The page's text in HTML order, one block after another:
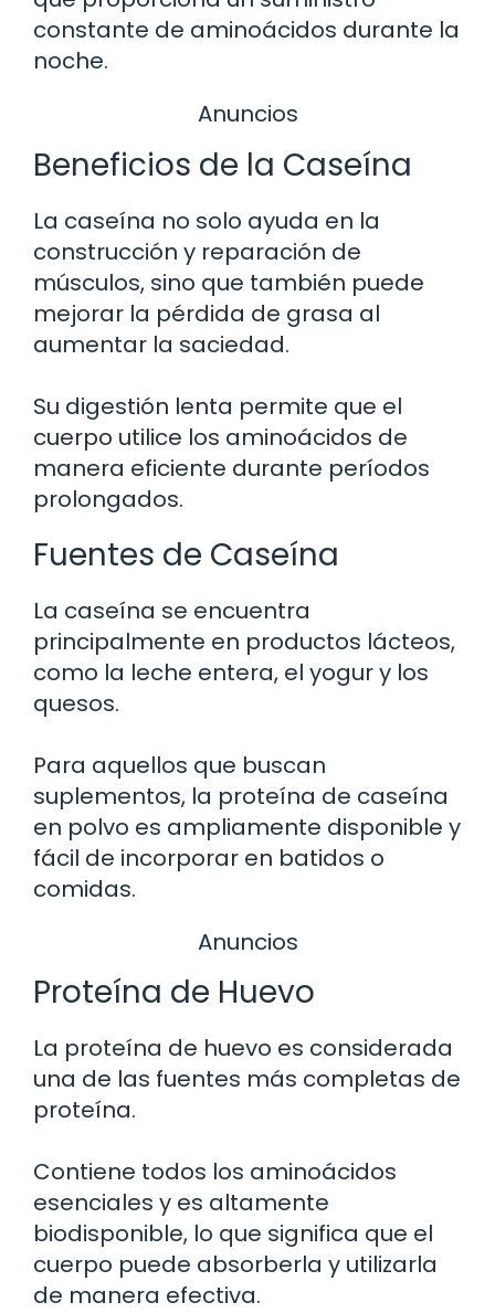
constante de aminoácidos durante la
noche.
Anuncios
Beneficios de la Caseína
La caseína no solo ayuda en la
construcción y reparación de
músculos, sino que también puede
mejorar la pérdida de grasa al
aumentar la saciedad.
Su digestión lenta permite que el
cuerpo utilice los aminoácidos de
manera eficiente durante períodos
prolongados.
Fuentes de Caseína
La caseína se encuentra
principalmente en productos lácteos,
como la leche entera, el yogur y los
quesos.
Para aquellos que buscan
suplementos, la proteína de caseína
en polvo es ampliamente disponible y
fácil de incorporar en batidos o
comidas.
Anuncios
Proteína de Huevo
La proteína de huevo es considerada
una de las fuentes más completas de
proteína.
Contiene todos los aminoácidos
esenciales y es altamente
biodisponible, lo que significa que el
cuerpo puede absorberla y utilizarla
de manera efectiva.